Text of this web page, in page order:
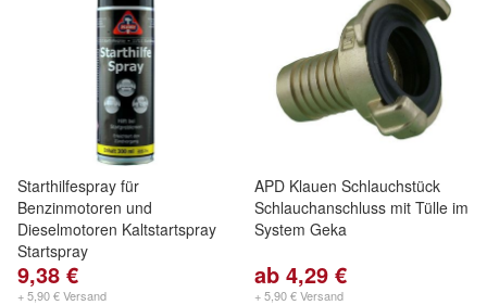
Starthilfespray für
Benzinmotoren und
Dieselmotoren Kaltstartspray
Startspray
9,38 €
+ 5,90 € Versand
APD Klauen Schlauchstück
Schlauchanschluss mit Tülle im
System Geka
ab 4,29 €
+ 5,90 € Versand